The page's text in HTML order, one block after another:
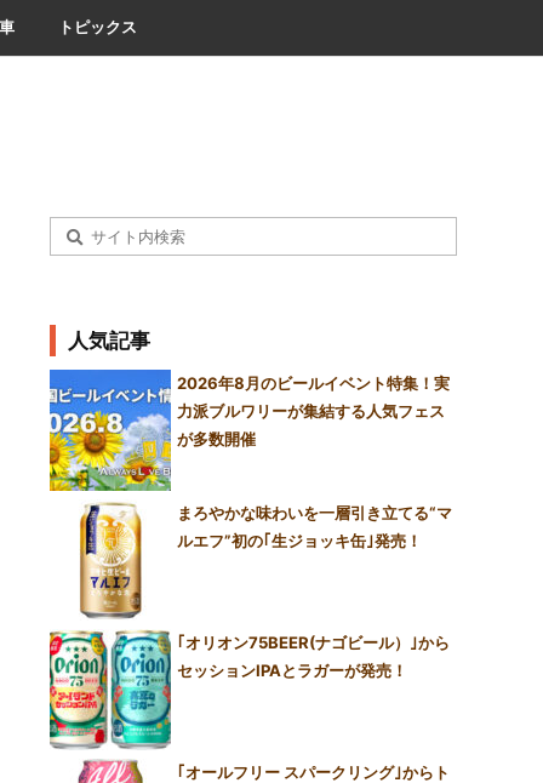
トピックス
人気記事
2026年8月のビールイベント特集！実
力派ブルワリーが集結する人気フェス
が多数開催
まろやかな味わいを一層引き立てる“マ
ルエフ”初の｢生ジョッキ缶｣発売！
｢オリオン75BEER(ナゴビール）｣から
セッションIPAとラガーが発売！
｢オールフリー スパークリング｣からト